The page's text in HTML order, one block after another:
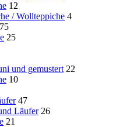
12
/ Wollteppiche 4
75
25
und gemustert 22
10
47
Läufer 26
21